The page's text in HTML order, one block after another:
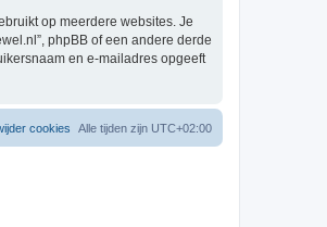
op meerdere websites. Je
phpBB of een andere derde
en e-mailadres opgeeft
Alle tijden zijn UTC+02:00
cookies